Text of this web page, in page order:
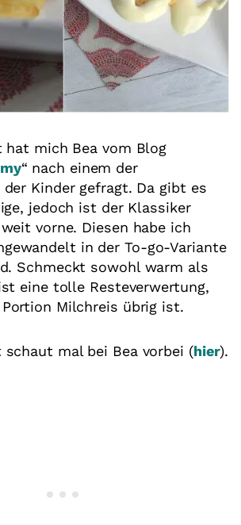
hat mich Bea vom Blog
“ nach einem der
der Kinder gefragt. Da gibt es
jedoch ist der Klassiker
vorne. Diesen habe ich
in der To-go-Variante
Schmeckt sowohl warm als
eine tolle Resteverwertung,
Milchreis übrig ist.
schaut mal bei Bea vorbei (hier).